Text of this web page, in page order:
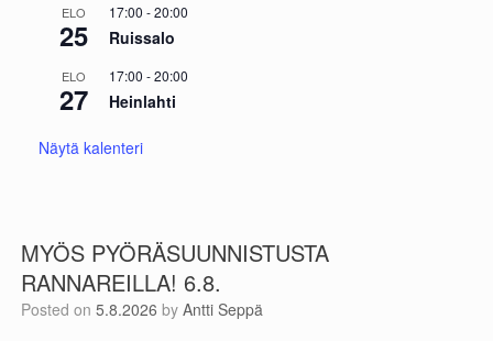
ELO
25
17:00 -20:00
Ruissalo
ELO
27
17:00 -20:00
Heinlahti
Näytä kalenteri
MYÖS PYÖRÄSUUNNISTUSTA
RANNAREILLA! 6.8.
Posted on 5.8.2026 by Antti Seppä